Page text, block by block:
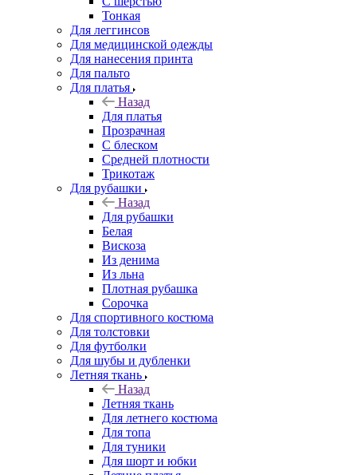
Тонкая
Для леггинсов
Для медицинской одежды
Для нанесения принта
Для пальто
Для платья
Назад
Для платья
Прозрачная
С блеском
Средней плотности
Трикотаж
Для рубашки
Назад
Для рубашки
Белая
Вискоза
Из денима
Из льна
Плотная рубашка
Сорочка
Для спортивного костюма
Для толстовки
Для футболки
Для шубы и дубленки
Летняя ткань
Назад
Летняя ткань
Для летнего костюма
Для топа
Для туники
Для шорт и юбки